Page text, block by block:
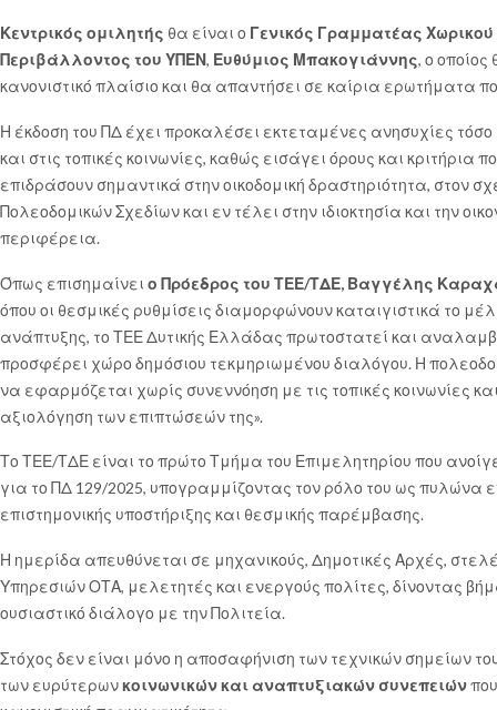
Κεντρικός ομιλητής θα είναι ο Γενικός Γραμματέας
Περιβάλλοντος του ΥΠΕΝ, Ευθύμιος Μπακογιάννης, ο
κανονιστικό πλαίσιο και θα απαντήσει σε καίρια ερωτήματα
Η έκδοση του ΠΔ έχει προκαλέσει εκτεταμένες ανησυχίες τόσο
και στις τοπικές κοινωνίες, καθώς εισάγει όρους και κριτήρια
επιδράσουν σημαντικά στην οικοδομική δραστηριότητα, στον
Πολεοδομικών Σχεδίων και εν τέλει στην ιδιοκτησία και την
περιφέρεια.
Όπως επισημαίνει ο Πρόεδρος του ΤΕΕ/ΤΔΕ, Βαγγέλης
όπου οι θεσμικές ρυθμίσεις διαμορφώνουν καταιγιστικά το
ανάπτυξης, το ΤΕΕ Δυτικής Ελλάδας πρωτοστατεί και
προσφέρει χώρο δημόσιου τεκμηριωμένου διαλόγου. Η
να εφαρμόζεται χωρίς συνεννόηση με τις τοπικές κοινωνίες
αξιολόγηση των επιπτώσεών της».
Το ΤΕΕ/ΤΔΕ είναι το πρώτο Τμήμα του Επιμελητηρίου που
για το ΠΔ 129/2025, υπογραμμίζοντας τον ρόλο του ως πυλώνα
επιστημονικής υποστήριξης και θεσμικής παρέμβασης.
Η ημερίδα απευθύνεται σε μηχανικούς, Δημοτικές Αρχές,
Υπηρεσιών ΟΤΑ, μελετητές και ενεργούς πολίτες, δίνοντας
ουσιαστικό διάλογο με την Πολιτεία.
Στόχος δεν είναι μόνο η αποσαφήνιση των τεχνικών σημείων
των ευρύτερωνκοινωνικών και αναπτυξιακών συνεπειών